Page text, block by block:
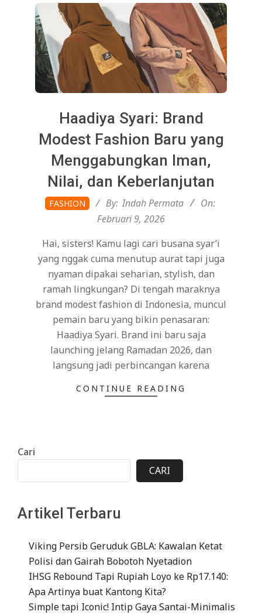
Haadiya Syari: Brand
Modest Fashion Baru yang
Menggabungkan Iman,
Nilai, dan Keberlanjutan
2026-
02-
FASHION By: Indah Permata
On:
Februari 9, 2026
Hai, sisters! Kamu lagi cari busana syar’i
yang nggak cuma menutup aurat tapi juga
nyaman dipakai seharian, stylish, dan
ramah lingkungan? Di tengah maraknya
brand modest fashion di Indonesia, muncul
pemain baru yang bikin penasaran:
Haadiya Syari. Brand ini baru saja
launching jelang Ramadan 2026, dan
langsung jadi perbincangan karena
CONTINUE READING
Cari
CARI
Artikel Terbaru
Viking Persib Geruduk GBLA: Kawalan Ketat
Polisi dan Gairah Bobotoh Nyetadion
IHSG Rebound Tapi Rupiah Loyo ke Rp17.140:
Apa Artinya buat Kantong Kita?
Simple tapi Iconic! Intip Gaya Santai-Minimalis